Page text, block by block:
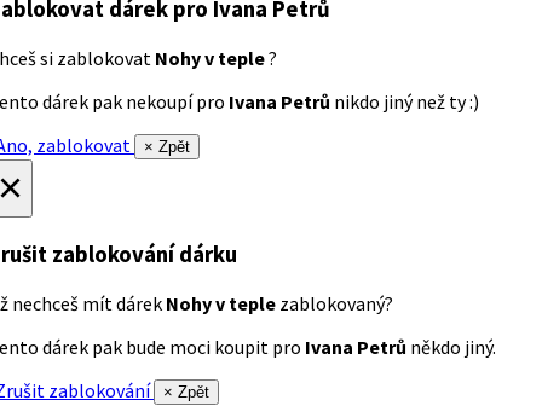
dárek pro Ivana Petrů
si zablokovat Nohy v teple?
dárek pak nekoupí pro Ivana Petrů nikdo jiný než ty :)
zablokovat
× Zpět
zablokování dárku
nechceš mít dárek Nohy v teple zablokovaný?
dárek pak bude moci koupit pro Ivana Petrů někdo jiný.
zablokování
× Zpět